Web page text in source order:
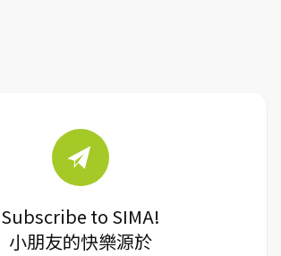
Subscribe to SIMA!
小朋友的快樂源於